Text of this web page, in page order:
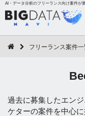
AI・データ分析のフリーランス向け案件が
フリーランス案件
過去に募集したエン
ケターの案件を中心に